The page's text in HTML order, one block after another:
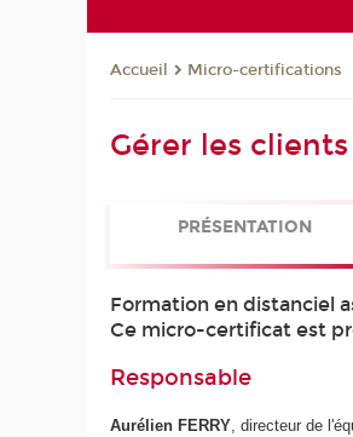
Accueil Micro-certifications
Gérer les
PRÉSENTATION
Formation en distanciel
Ce micro-certificat est
Responsable
Aurélien FERRY , directeur de